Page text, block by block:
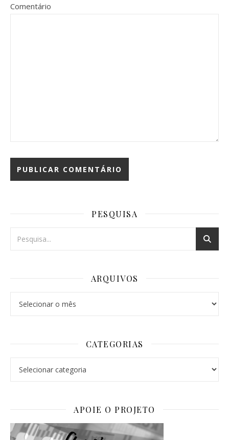
Comentário
PESQUISA
ARQUIVOS
CATEGORIAS
APOIE O PROJETO